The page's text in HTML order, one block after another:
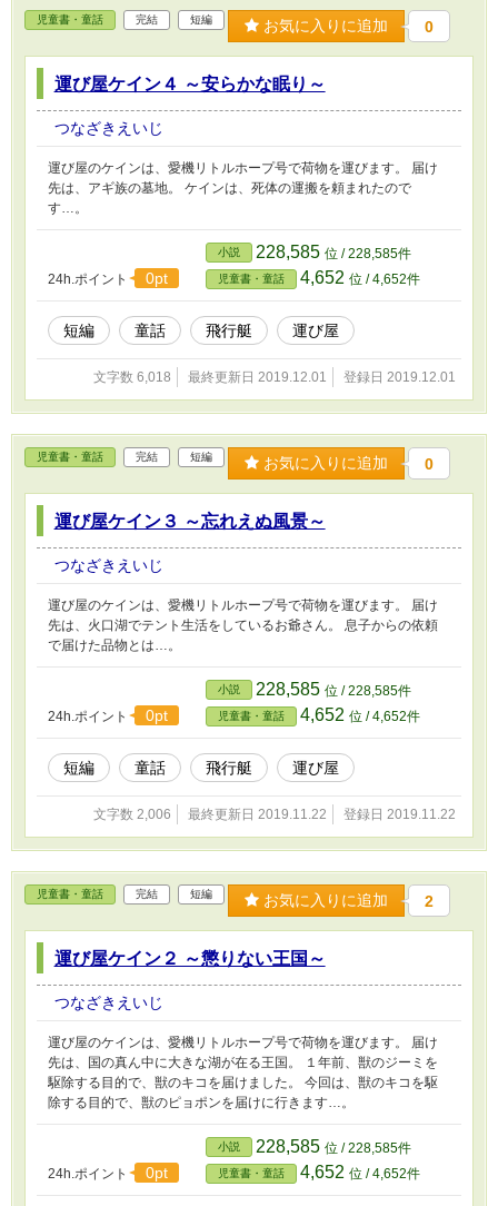
児童書・童話 完結 短編 お気に入りに追加 0
運び屋ケイン４ ～安らかな眠り～
つなざきえいじ
運び屋のケインは、愛機リトルホープ号で荷物を運びます。 届け
先は、アギ族の墓地。 ケインは、死体の運搬を頼まれたので
す…。
24h.ポイント 0pt
小説 228,585 位 / 228,585件
児童書・童話 4,652 位 / 4,652件
短編 童話 飛行艇 運び屋
文字数 6,018 最終更新日 2019.12.01 登録日 2019.12.01
児童書・童話 完結 短編 お気に入りに追加 0
運び屋ケイン３ ～忘れえぬ風景～
つなざきえいじ
運び屋のケインは、愛機リトルホープ号で荷物を運びます。 届け
先は、火口湖でテント生活をしているお爺さん。 息子からの依頼
で届けた品物とは…。
24h.ポイント 0pt
小説 228,585 位 / 228,585件
児童書・童話 4,652 位 / 4,652件
短編 童話 飛行艇 運び屋
文字数 2,006 最終更新日 2019.11.22 登録日 2019.11.22
児童書・童話 完結 短編 お気に入りに追加 2
運び屋ケイン２ ～懲りない王国～
つなざきえいじ
運び屋のケインは、愛機リトルホープ号で荷物を運びます。 届け
先は、国の真ん中に大きな湖が在る王国。 １年前、獣のジーミを
駆除する目的で、獣のキコを届けました。 今回は、獣のキコを駆
除する目的で、獣のピョポンを届けに行きます…。
24h.ポイント 0pt
小説 228,585 位 / 228,585件
児童書・童話 4,652 位 / 4,652件